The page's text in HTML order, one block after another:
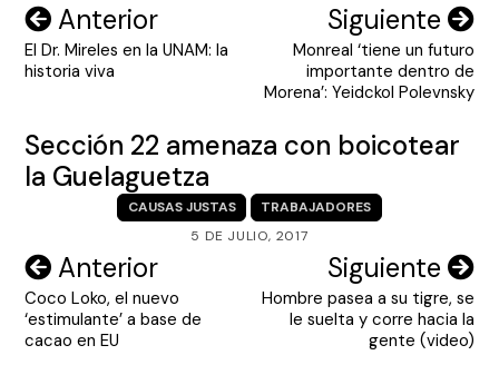
Navegación
de
Anterior
El Dr. Mireles en la UNAM: la
historia viva
Siguiente
Monreal ‘tiene un futuro
importante dentro de
Morena’: Yeidckol Polevnsky
Sección 22 amenaza con boicotear
la Guelaguetza
CAUSAS JUSTAS
TRABAJADORES
5 DE JULIO, 2017
Navegación
de
entradas
Anterior
Coco Loko, el nuevo
‘estimulante’ a base de
cacao en EU
Siguiente
Hombre pasea a su tigre, se
le suelta y corre hacia la
gente (video)